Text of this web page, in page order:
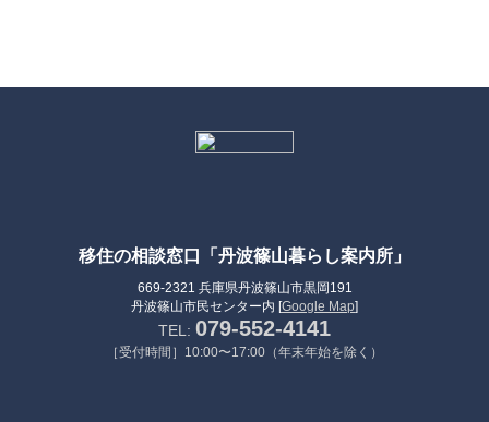
移住の相談窓口「丹波篠山暮らし案内所」
669-2321 兵庫県丹波篠山市黒岡191
丹波篠山市民センター内 [Google Map]
TEL: 079-552-4141
［受付時間］10:00〜17:00（年末年始を除く）